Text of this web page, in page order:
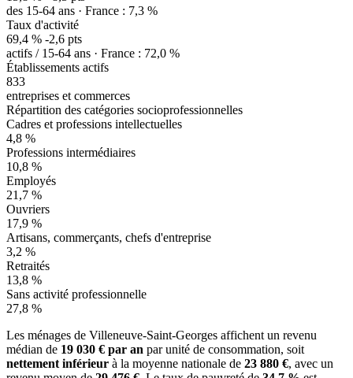
des 15-64 ans · France : 7,3 %
Taux d'activité
69,4 % -2,6 pts
actifs / 15-64 ans · France : 72,0 %
Établissements actifs
833
entreprises et commerces
Répartition des catégories socioprofessionnelles
Cadres et professions intellectuelles
4,8 %
Professions intermédiaires
10,8 %
Employés
21,7 %
Ouvriers
17,9 %
Artisans, commerçants, chefs d'entreprise
3,2 %
Retraités
13,8 %
Sans activité professionnelle
27,8 %
Les ménages de Villeneuve-Saint-Georges affichent un revenu
médian de 19 030 € par an par unité de consommation, soit
nettement inférieur à la moyenne nationale de 23 880 €, avec un